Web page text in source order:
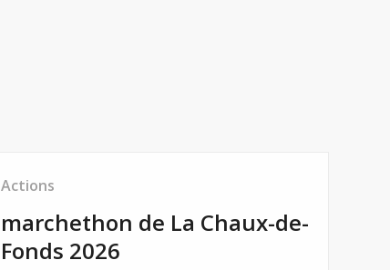
Actions
marchethon de La Chaux-de-
Fonds 2026